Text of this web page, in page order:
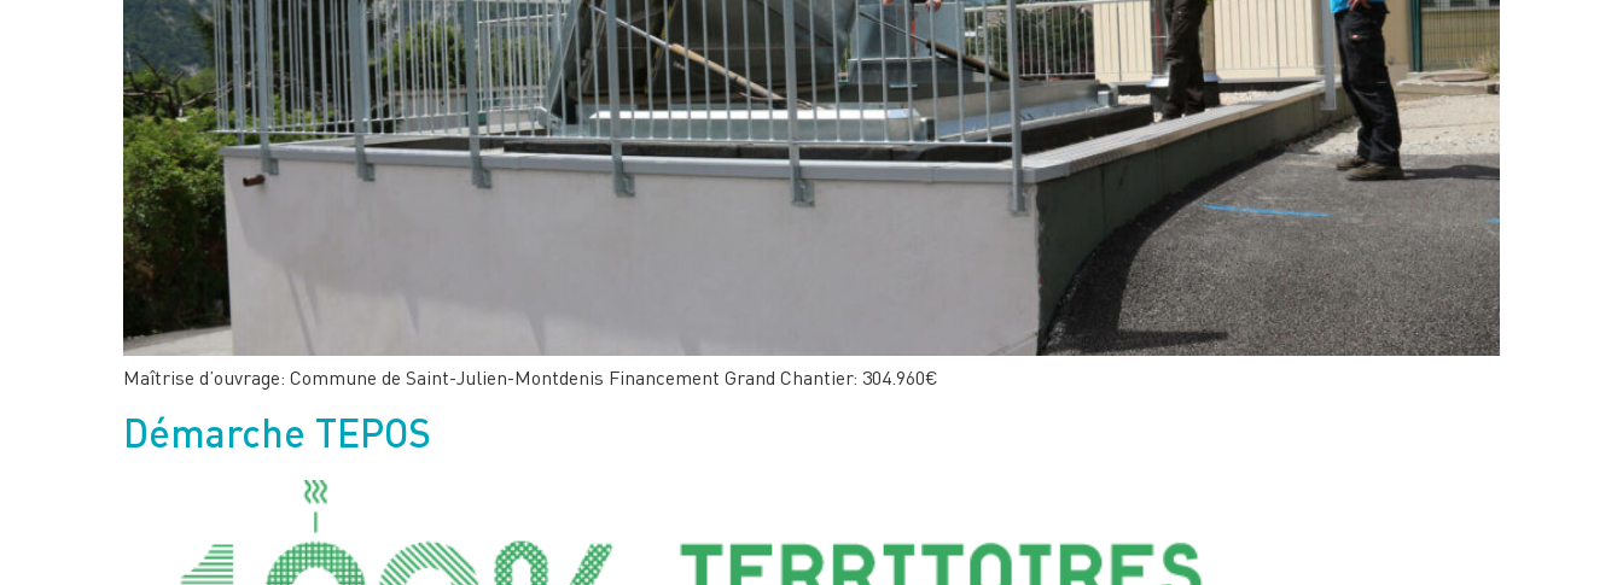
Maîtrise d’ouvrage: Commune de Saint-Julien-Montdenis Financement Grand Chantier: 304.960€
Démarche TEPOS